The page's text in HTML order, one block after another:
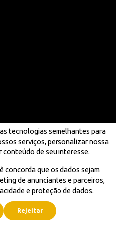
tecnologias semelhantes para
serviços, personalizar nossa
conteúdo de seu interesse.
concorda que os dados sejam
de anunciantes e parceiros,
e proteção de dados.
Rejeitar